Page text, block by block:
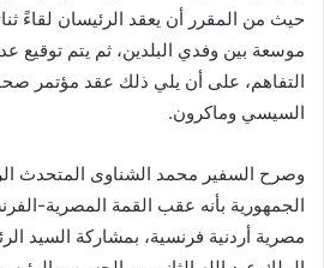
حيث من المقرر أن يعقد الرئيسان لقاءً
موسعة بين وفدي البلدين، ثم يتم توقيع
التفاهم، على أن يلي ذلك عقد مؤتمر
السيسي وماكرون.
وصرح السفير محمد الشناوى المتحدث
الجمهورية بأنه عقب القمة المصرية-
مصرية أردنية فرنسية، بمشاركة السيد